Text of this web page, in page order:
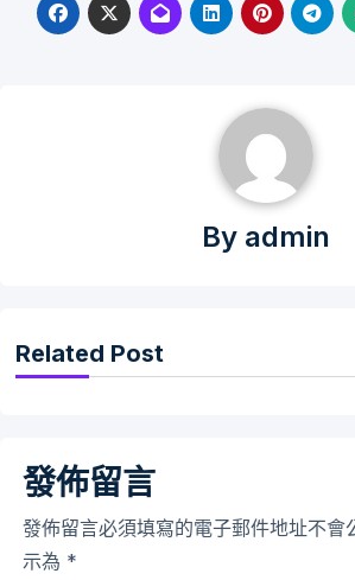
By admin
Related Post
發佈留言
發佈留言必須填寫的電子郵件地址不會
示為 *